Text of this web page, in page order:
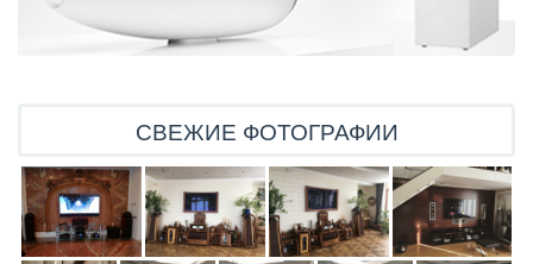
СВЕЖИЕ ФОТОГРАФИИ